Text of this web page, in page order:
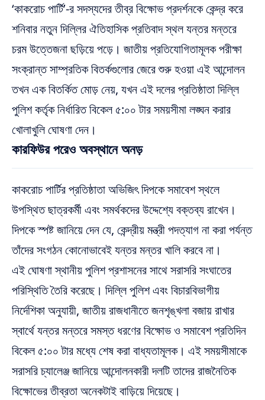
‘কাকরোচ পার্টি’-র সদস্যদের তীব্র বিক্ষোভ প্রদর্শনকে কেন্দ্র করে
শনিবার নতুন দিল্লির ঐতিহাসিক প্রতিবাদ স্থল যন্তর মন্তরে
চরম উত্তেজনা ছড়িয়ে পড়ে। জাতীয় প্রতিযোগিতামূলক পরীক্ষা
সংক্রান্ত সাম্প্রতিক বিতর্কগুলোর জেরে শুরু হওয়া এই আন্দোলন
তখন এক বিতর্কিত মোড় নেয়, যখন এই দলের প্রতিষ্ঠাতা দিল্লি
পুলিশ কর্তৃক নির্ধারিত বিকেল ৫:০০ টার সময়সীমা লঙ্ঘন করার
খোলাখুলি ঘোষণা দেন।
কারফিউর পরেও অবস্থানে অনড়
কাকরোচ পার্টির প্রতিষ্ঠাতা অভিজিৎ দিপকে সমাবেশ স্থলে
উপস্থিত ছাত্রকর্মী এবং সমর্থকদের উদ্দেশ্যে বক্তব্য রাখেন।
দিপকে স্পষ্ট জানিয়ে দেন যে, কেন্দ্রীয় মন্ত্রী পদত্যাগ না করা পর্যন্ত
তাঁদের সংগঠন কোনোভাবেই যন্তর মন্তর খালি করবে না।
এই ঘোষণা স্থানীয় পুলিশ প্রশাসনের সাথে সরাসরি সংঘাতের
পরিস্থিতি তৈরি করেছে। দিল্লি পুলিশ এবং বিচারবিভাগীয়
নির্দেশিকা অনুযায়ী, জাতীয় রাজধানীতে জনশৃঙ্খলা বজায় রাখার
স্বার্থে যন্তর মন্তরে সমস্ত ধরণের বিক্ষোভ ও সমাবেশ প্রতিদিন
বিকেল ৫:০০ টার মধ্যে শেষ করা বাধ্যতামূলক। এই সময়সীমাকে
সরাসরি চ্যালেঞ্জ জানিয়ে আন্দোলনকারী দলটি তাদের রাজনৈতিক
বিক্ষোভের তীব্রতা অনেকটাই বাড়িয়ে দিয়েছে।